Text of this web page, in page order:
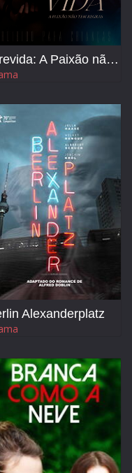
Atrevida: A Paixão não tem Regras
Alexanderplatz